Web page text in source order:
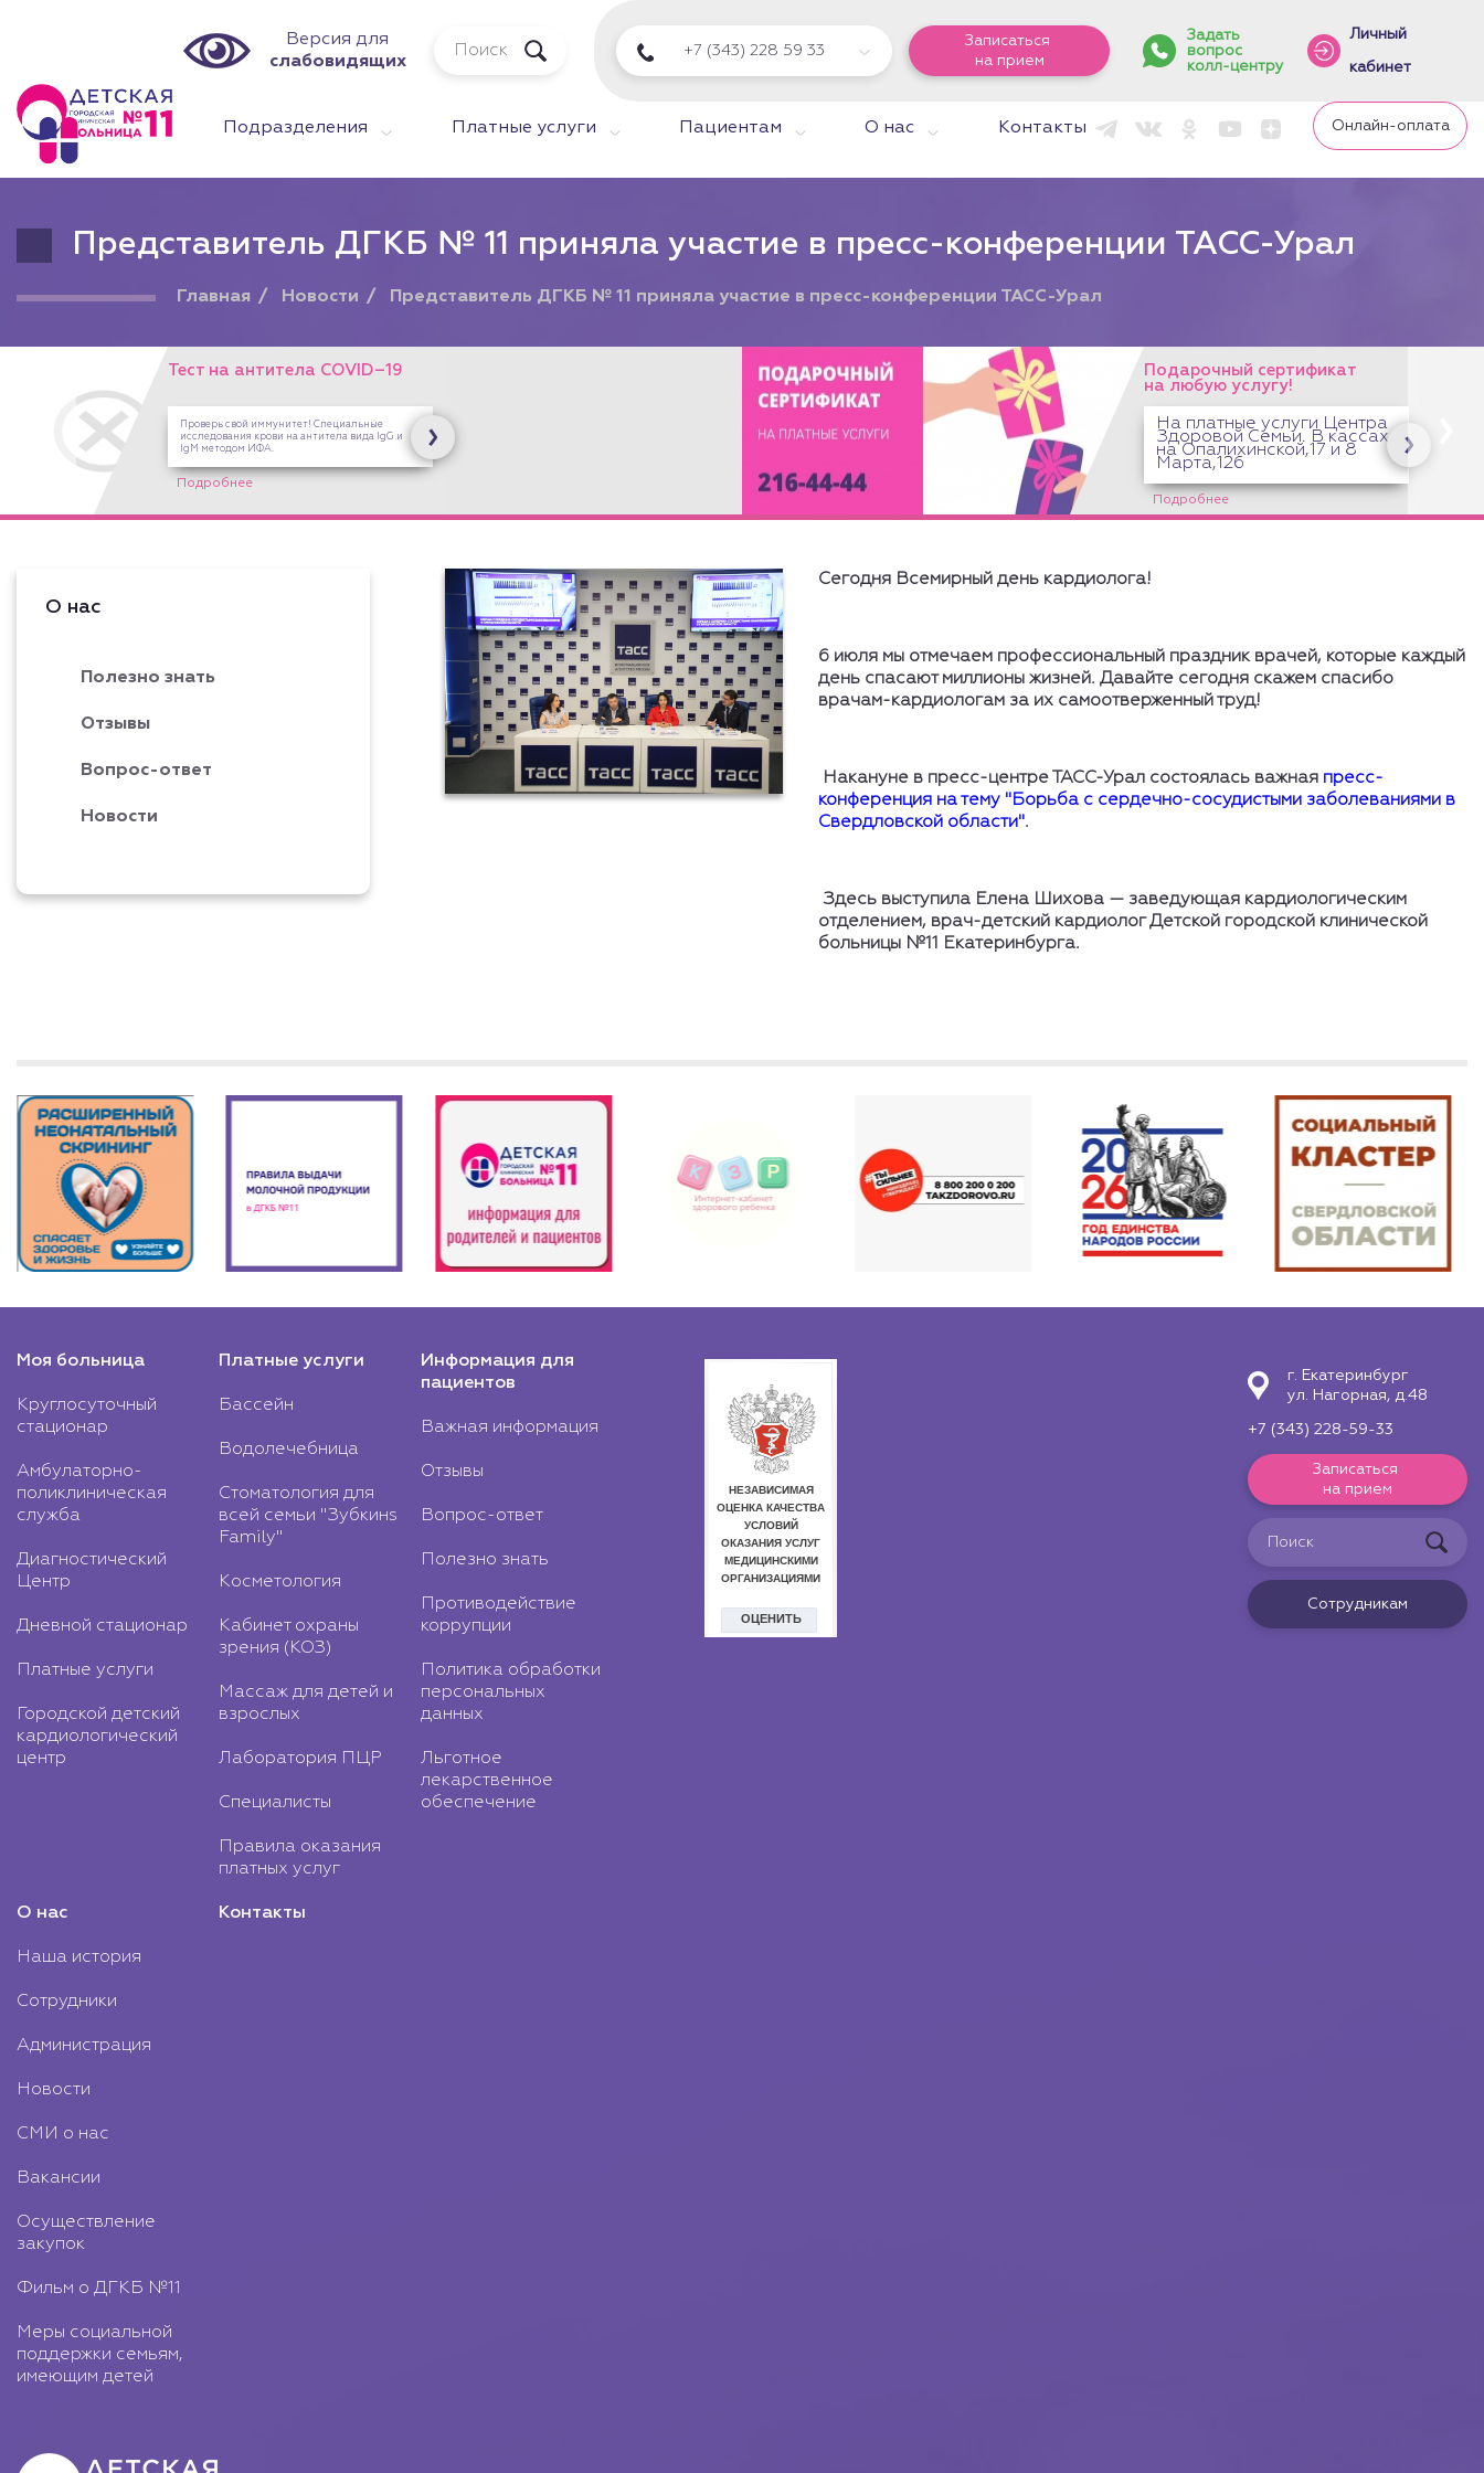
Версия для
слабовидящих
+7 (343) 228 59 33
Записаться
на прием
Задать
вопрос
колл-центру
Личный
кабинет
Подразделения Платные услуги Пациентам О нас Контакты Онлайн-оплата
Представитель ДГКБ № 11 приняла участие в пресс-конференции ТАСС-Урал
Главная Новости Представитель ДГКБ № 11 приняла участие в пресс-конференции ТАСС-Урал
На платные услуги Центра
Здоровой Семьи. В кассах
на Опалихинской,17 и 8
Марта,126
С 1 апреля изменятся цены на сенсы
массажа
Оплаченные сеансы останутся по
прежней цене.
Подробнее
О нас
Полезно знать
Отзывы
Вопрос-ответ
Новости
Сегодня Всемирный день кардиолога!
6 июля мы отмечаем профессиональный праздник врачей, которые каждый
день спасают миллионы жизней. Давайте сегодня скажем спасибо
врачам-кардиологам за их самоотверженный труд!
Накануне в пресс-центре ТАСС-Урал состоялась важная пресс-
конференция на тему "Борьба с сердечно-сосудистыми заболеваниями в
Свердловской области".
Здесь выступила Елена Шихова — заведующая кардиологическим
отделением, врач-детский кардиолог Детской городской клинической
больницы №11 Екатеринбурга.
Моя больница
Круглосуточный
стационар
Амбулаторно-
поликлиническая
служба
Диагностический
Центр
Дневной стационар
Платные услуги
Городской детский
кардиологический
центр
Платные услуги
Бассейн
Водолечебница
Стоматология для
всей семьи "Зубкинs
Family"
Косметология
Кабинет охраны
зрения (КОЗ)
Массаж для детей и
взрослых
Лаборатория ПЦР
Специалисты
Правила оказания
платных услуг
Информация для
пациентов
Важная информация
Отзывы
Вопрос-ответ
Полезно знать
Противодействие
коррупции
Политика обработки
персональных
данных
Льготное
лекарственное
обеспечение
О нас
Наша история
Сотрудники
Администрация
Новости
СМИ о нас
Вакансии
Осуществление
закупок
Фильм о ДГКБ №11
Меры социальной
поддержки семьям,
имеющим детей
Контакты
г. Екатеринбург
ул. Нагорная, д.48
+7 (343) 228-59-33
Записаться
на прием
Сотрудникам